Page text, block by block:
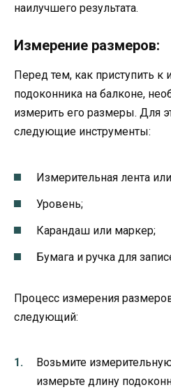
наилучшего результата.
Измерение размеров:
Перед тем, как приступить к
подоконника на балконе,
измерить его размеры. Для
следующие инструменты:
Измерительная лента
Уровень;
Карандаш или маркер;
Бумага и ручка для
Процесс измерения
следующий:
Возьмите
измерьте длину